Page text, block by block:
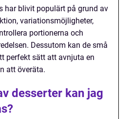
har blivit populärt på grund av
variationsmöjligheter,
portionerna och
Dessutom kan de små
perfekt sätt att avnjuta en
att överäta.
desserter kan jag